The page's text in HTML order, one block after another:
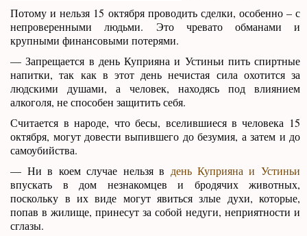
Потому и нельзя 15 октября проводить сделки, особенно – с
непроверенными людьми. Это чревато обманами и
крупными финансовыми потерями.
— Запрещается в день Куприяна и Устиньи пить спиртные
напитки, так как в этот день нечистая сила охотится за
людскими душами, а человек, находясь под влиянием
алкоголя, не способен защитить себя.
Считается в народе, что бесы, вселившиеся в человека 15
октября, могут довести выпившего до безумия, а затем и до
самоубийства.
— Ни в коем случае нельзя в день Куприяна и Устиньи
впускать в дом незнакомцев и бродячих животных,
поскольку в их виде могут явиться злые духи, которые,
попав в жилище, принесут за собой недуги, неприятности и
сглазы.